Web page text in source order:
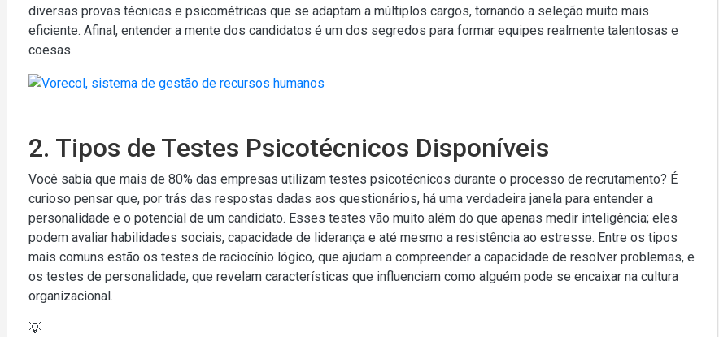
diversas provas técnicas e psicométricas que se adaptam a múltiplos cargos, tornando a seleção muito mais
eficiente. Afinal, entender a mente dos candidatos é um dos segredos para formar equipes realmente talentosas e
coesas.
2. Tipos de Testes Psicotécnicos Disponíveis
Você sabia que mais de 80% das empresas utilizam testes psicotécnicos durante o processo de recrutamento? É
curioso pensar que, por trás das respostas dadas aos questionários, há uma verdadeira janela para entender a
personalidade e o potencial de um candidato. Esses testes vão muito além do que apenas medir inteligência; eles
podem avaliar habilidades sociais, capacidade de liderança e até mesmo a resistência ao estresse. Entre os tipos
mais comuns estão os testes de raciocínio lógico, que ajudam a compreender a capacidade de resolver problemas, e
os testes de personalidade, que revelam características que influenciam como alguém pode se encaixar na cultura
organizacional.
💡